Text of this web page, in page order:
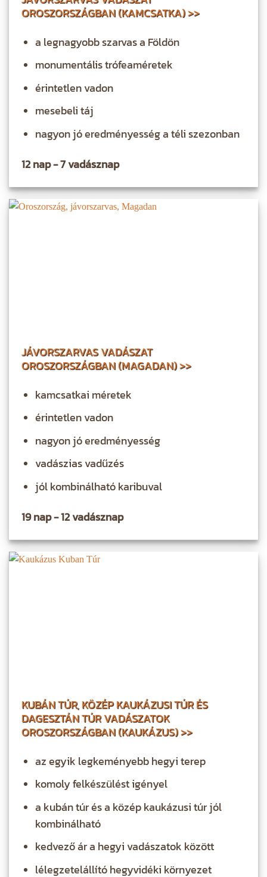
OROSZORSZÁGBAN (KAMCSATKA) >>
a legnagyobb szarvas a Földön
monumentális trófeaméretek
érintetlen vadon
mesebeli táj
nagyon jó eredményesség a téli szezonban
12 nap - 7 vadásznap
JÁVORSZARVAS VADÁSZAT
OROSZORSZÁGBAN (MAGADAN) >>
kamcsatkai méretek
érintetlen vadon
nagyon jó eredményesség
vadászias vadűzés
jól kombinálható karibuval
19 nap - 12 vadásznap
KUBÁN TÚR, KÖZÉP KAUKÁZUSI TÚR ÉS
DAGESZTÁN TÚR VADÁSZATOK
OROSZORSZÁGBAN (KAUKÁZUS) >>
az egyik legkeményebb hegyi terep
komoly felkészülést igényel
a kubán túr és a közép kaukázusi túr jól
kombinálható
kedvező ár a hegyi vadászatok között
lélegzetelállító hegyvidéki környezet